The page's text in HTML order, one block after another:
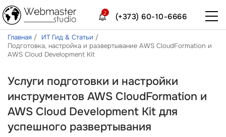
(+373) 60-10-6666
2
Главная
ИТ Гид & Статьи
Подготовка, настройка и развертывание AWS CloudFormation и
AWS Cloud Development Kit
Услуги подготовки и настройки
инструментов AWS CloudFormation и
AWS Cloud Development Kit для
успешного развертывания